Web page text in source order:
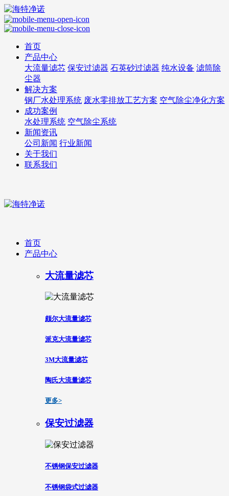
首页
产品中心
大流量滤芯 保安过滤器 石英砂过滤器 纯水设备 滤筒除
尘器
解决方案
钢厂水处理系统 废水零排放工艺方案 空气除尘净化方案
成功案例
水处理系统 空气除尘系统
新闻资讯
公司新闻 行业新闻
关于我们
联系我们
首页
产品中心
大流量滤芯
颇尔大流量滤芯
派克大流量滤芯
3M大流量滤芯
陶氏大流量滤芯
更多>
保安过滤器
不锈钢保安过滤器
不锈钢袋式过滤器